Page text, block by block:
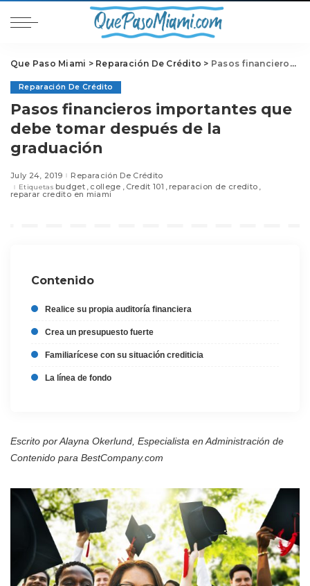
Que Paso Miami > Reparación De Crédito > Pasos financieros importantes que debe tomar después de la graduación
Reparación De Crédito
Pasos financieros importantes que
debe tomar después de la
graduación
July 24, 2019 Reparación De Crédito
Etiquetas budget college Credit 101 reparacion de credito
reparar credito en miami
Contenido
Realice su propia auditoría financiera
Crea un presupuesto fuerte
Familiarícese con su situación crediticia
La línea de fondo
Escrito por Alayna Okerlund, Especialista en Administración de
Contenido para BestCompany.com